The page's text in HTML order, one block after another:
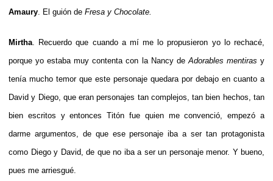
Amaury . El guión de Fresa y Chocolate.
Mirtha . Recuerdo que cuando a mí me lo propusieron yo lo rechacé,
porque yo estaba muy contenta con la Nancy de Adorables mentiras y
tenía mucho temor que este personaje quedara por debajo en cuanto a
David y Diego, que eran personajes tan complejos, tan bien hechos, tan
bien escritos y entonces Titón fue quien me convenció, empezó a
darme argumentos, de que ese personaje iba a ser tan protagonista
como Diego y David, de que no iba a ser un personaje menor. Y bueno,
pues me arriesgué.